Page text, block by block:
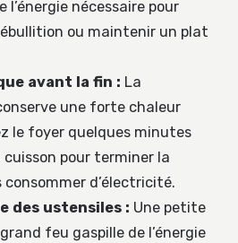
l’énergie nécessaire pour
ébullition ou maintenir un plat
avant la fin : La
une forte chaleur
le foyer quelques minutes
pour terminer la
d’électricité.
des ustensiles : Une petite
feu gaspille de l’énergie